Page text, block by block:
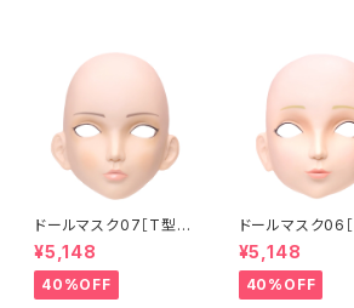
ドールマスク07［T型］
化粧目穴処理済 MASK
07 [DOLL T] Openin
g eye hole and mak
e up
¥5,148
40%OFF
ドールマスク06
化粧目穴処理
6 [DOLL K]
eye hole and
up
¥5,148
40%OFF